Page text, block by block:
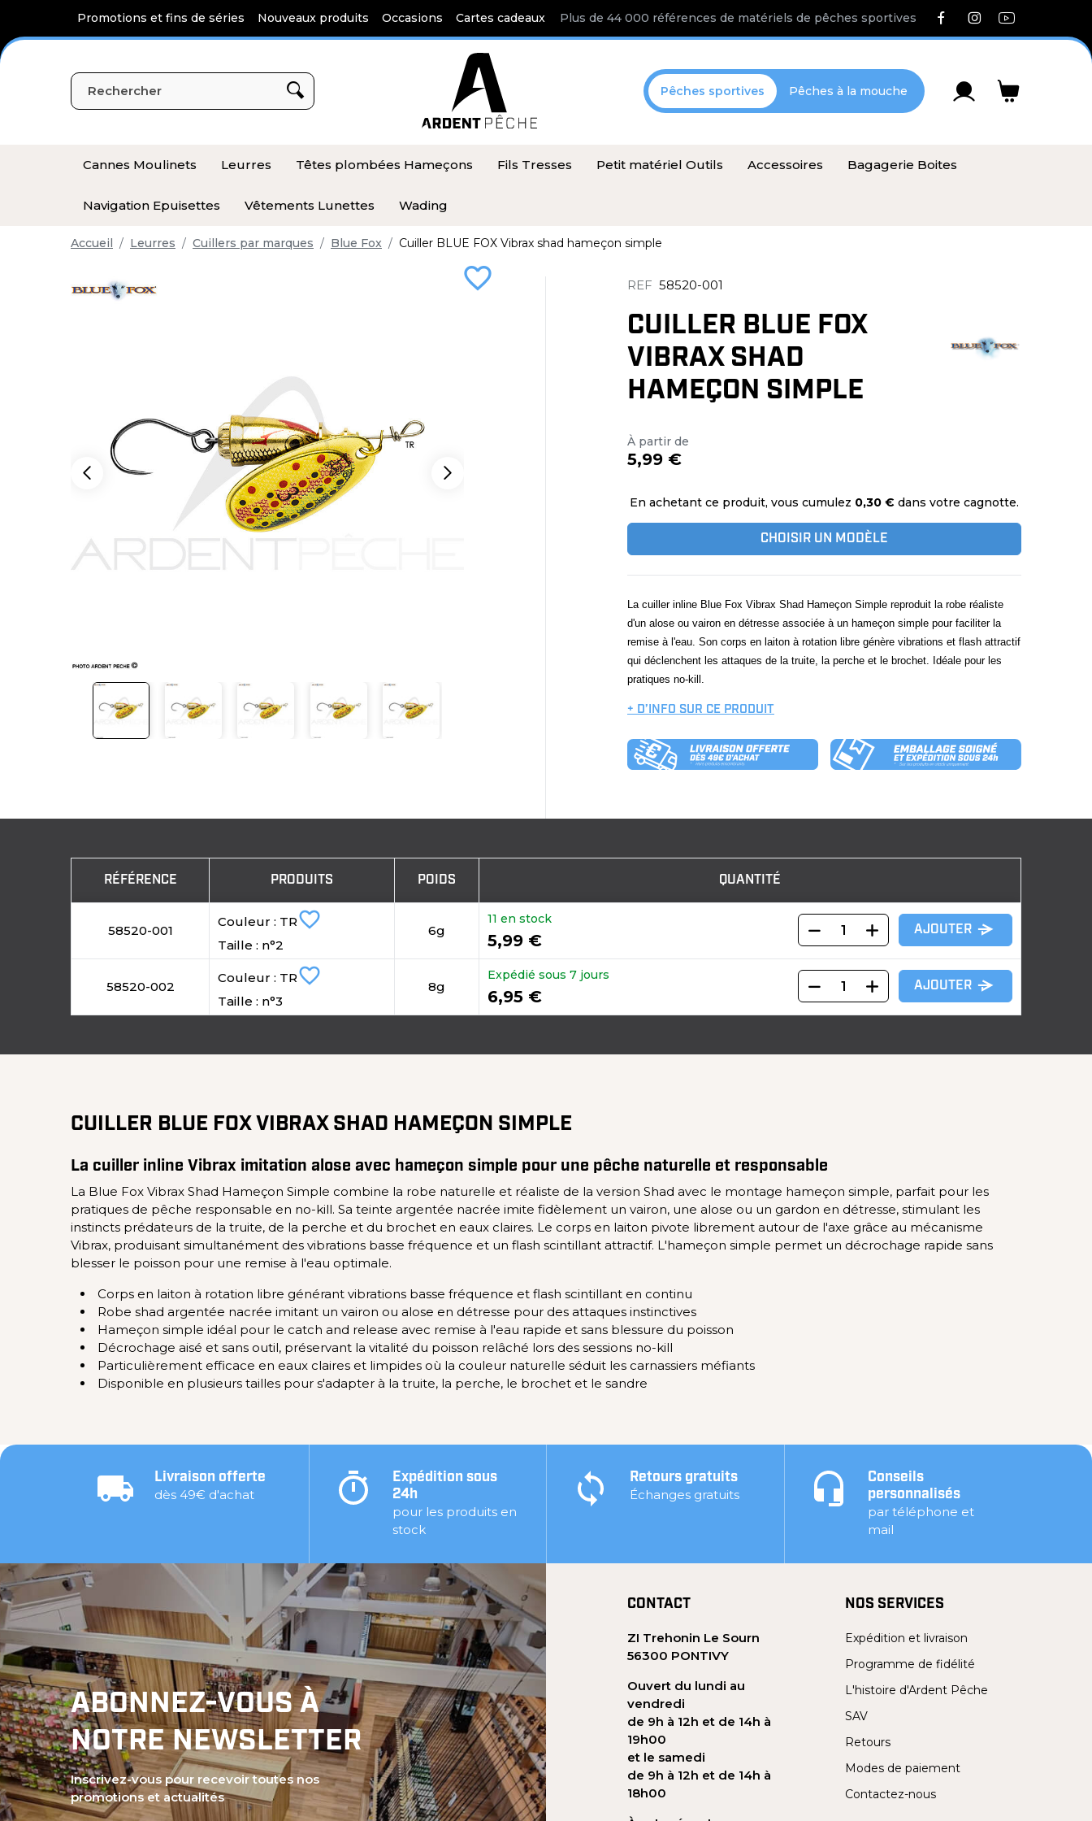
Promotions et fins de séries Nouveaux produits Occasions Cartes cadeaux Plus de 44 000 références de matériels de pêches sportives
Pêches sportives Pêches à la mouche
Cannes Moulinets Leurres Têtes plombées Hameçons Fils Tresses Petit matériel Outils Accessoires Bagagerie Boites
Navigation Epuisettes Vêtements Lunettes Wading
Accueil Leurres Cuillers par marques Blue Fox Cuiller BLUE FOX Vibrax shad hameçon simple
favorite_border REF 58520-001
CUILLER BLUE FOX
VIBRAX SHAD
HAMEÇON SIMPLE
À partir de
5,99 €
En achetant ce produit, vous cumulez 0,30 € dans votre cagnotte.
CHOISIR UN MODÈLE
La cuiller inline Blue Fox Vibrax Shad Hameçon Simple reproduit la robe réaliste
d'un alose ou vairon en détresse associée à un hameçon simple pour faciliter la
remise à l'eau. Son corps en laiton à rotation libre génère vibrations et flash attractif
qui déclenchent les attaques de la truite, la perche et le brochet. Idéale pour les
pratiques no-kill.
+ D’INFO SUR CE PRODUIT
RÉFÉRENCE PRODUITS POIDS QUANTITÉ
58520-001
Couleur : TRfavorite_border
Taille : n°2
6g
11 en stock
5,99 €
AJOUTER
58520-002
Couleur : TRfavorite_border
Taille : n°3
8g
Expédié sous 7 jours
6,95 €
AJOUTER
CUILLER BLUE FOX VIBRAX SHAD HAMEÇON SIMPLE
La cuiller inline Vibrax imitation alose avec hameçon simple pour une pêche naturelle et responsable
La Blue Fox Vibrax Shad Hameçon Simple combine la robe naturelle et réaliste de la version Shad avec le montage hameçon simple, parfait pour les
pratiques de pêche responsable en no-kill. Sa teinte argentée nacrée imite fidèlement un vairon, une alose ou un gardon en détresse, stimulant les
instincts prédateurs de la truite, de la perche et du brochet en eaux claires. Le corps en laiton pivote librement autour de l'axe grâce au mécanisme
Vibrax, produisant simultanément des vibrations basse fréquence et un flash scintillant attractif. L'hameçon simple permet un décrochage rapide sans
blesser le poisson pour une remise à l'eau optimale.
Corps en laiton à rotation libre générant vibrations basse fréquence et flash scintillant en continu
Robe shad argentée nacrée imitant un vairon ou alose en détresse pour des attaques instinctives
Hameçon simple idéal pour le catch and release avec remise à l'eau rapide et sans blessure du poisson
Décrochage aisé et sans outil, préservant la vitalité du poisson relâché lors des sessions no-kill
Particulièrement efficace en eaux claires et limpides où la couleur naturelle séduit les carnassiers méfiants
Disponible en plusieurs tailles pour s'adapter à la truite, la perche, le brochet et le sandre
Livraison offerte
dès 49€ d'achat
Expédition sous
24h
pour les produits en
stock
Retours gratuits
Échanges gratuits
Conseils
personnalisés
par téléphone et
mail
ABONNEZ-VOUS À
NOTRE NEWSLETTER
Inscrivez-vous pour recevoir toutes nos
promotions et actualités
CONTACT
ZI Trehonin Le Sourn
56300 PONTIVY
Ouvert du lundi au
vendredi
de 9h à 12h et de 14h à
19h00
et le samedi
de 9h à 12h et de 14h à
18h00
NOS SERVICES
Expédition et livraison
Programme de fidélité
L'histoire d'Ardent Pêche
SAV
Retours
Modes de paiement
Contactez-nous